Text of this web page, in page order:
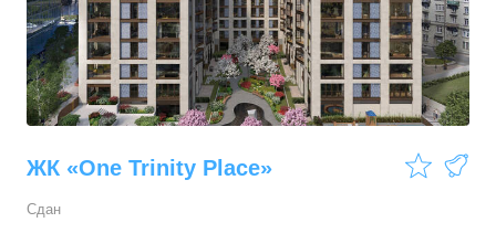
ЖК «One Trinity Place»
Сдан